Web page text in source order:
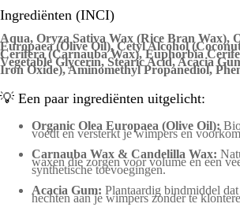
Ingrediënten (INCI)
Aqua, Oryza Sativa Wax (Rice Bran Wax),
Europaea (Olive Oil), Cetyl Alcohol
Cerifera (Carnauba Wax), Euphorbia
Vegetable Glycerin, Stearic Acid, Acacia
Iron Oxide), Aminomethyl Propanediol,
💡 Een paar ingrediënten uitgelicht:
Organic Olea Europaea (Olive Oil):
voedt en versterkt je wimpers en
Carnauba Wax & Candelilla Wax:
waxen die zorgen voor volume én een
synthetische toevoegingen.
Acacia Gum: Plantaardig bindmiddel
hechten aan je wimpers zonder te